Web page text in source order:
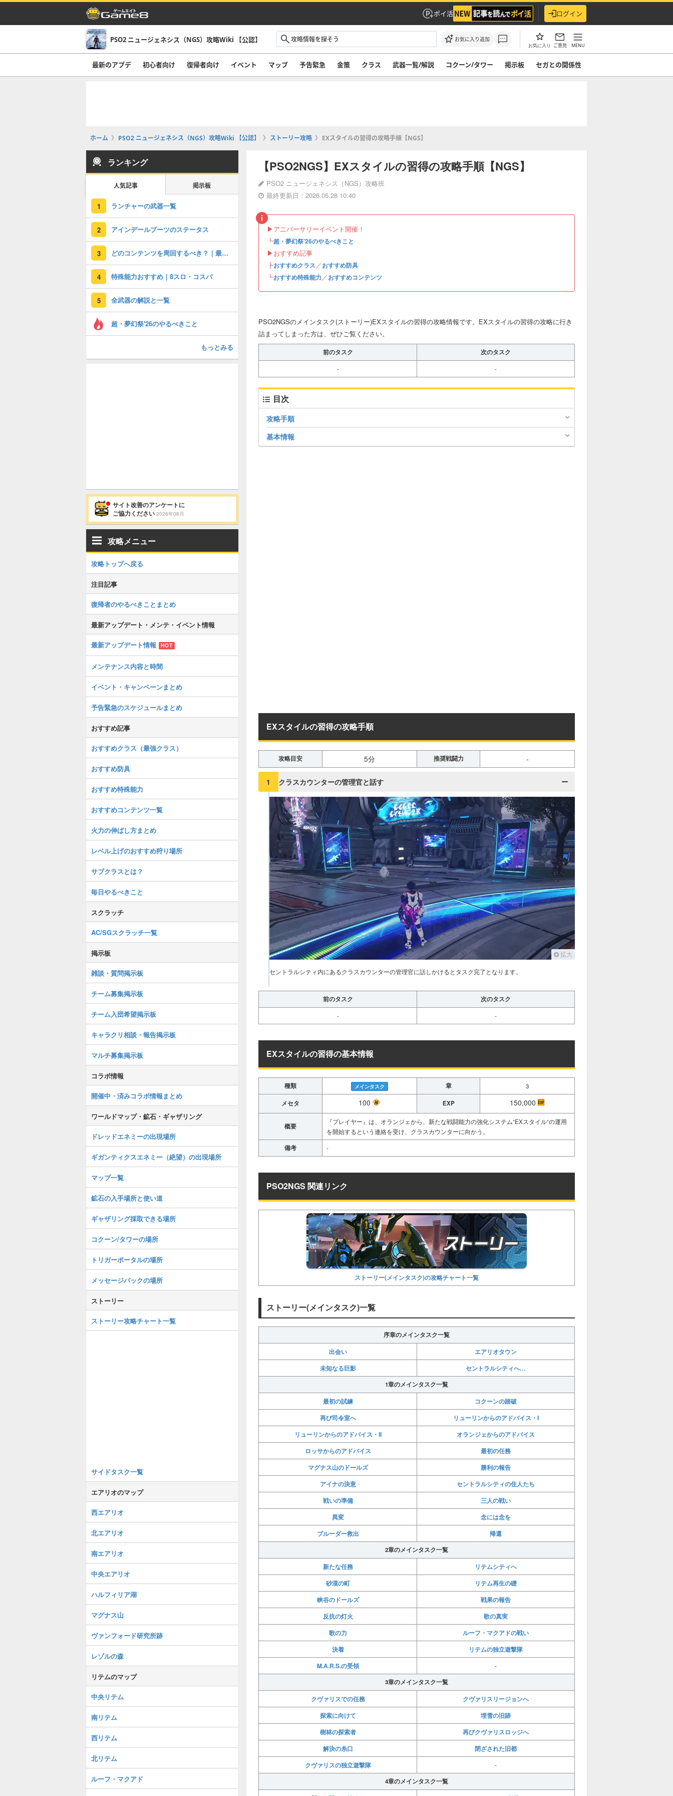
ポイ活 ログイン
PSO2 ニュージェネシス（NGS）攻略Wiki 【公認】 お気に入り追加
お気に入り ご意見 MENU
最新のアプデ 初心者向け 復帰者向け イベント マップ 予告緊急 金策 クラス 武器一覧/解説 コクーン/タワー 掲示板 セガとの関係性
ホーム PSO2 ニュージェネシス（NGS）攻略Wiki 【公認】 ストーリー攻略 EXスタイルの習得の攻略手順【NGS】
【PSO2NGS】EXスタイルの習得の攻略手順【NGS】
PSO2 ニュージェネシス（NGS）攻略班
最終更新日：2026.05.28 10:40
▶︎アニバーサリーイベント開催！
┗超・夢幻祭'26のやるべきこと
▶︎おすすめ記事
┣おすすめクラス／おすすめ防具
┗おすすめ特殊能力／おすすめコンテンツ
PSO2NGSのメインタスク(ストーリー)EXスタイルの習得の攻略情報です。EXスタイルの習得の攻略に行き
詰まってしまった方は、ぜひご覧ください。
前のタスク 次のタスク
- -
目次
攻略手順
基本情報
EXスタイルの習得の攻略手順
攻略目安 5分 推奨戦闘力 -
1 クラスカウンターの管理官と話す
拡大
セントラルシティ内にあるクラスカウンターの管理官に話しかけるとタスク完了となります。
前のタスク 次のタスク
- -
EXスタイルの習得の基本情報
種類 メインタスク 章 3
メセタ 100 EXP 150,000
概要
『プレイヤー』は、オランジェから、新たな戦闘能力の強化システム”EXスタイル”の運用
を開始するという連絡を受け、クラスカウンターに向かう。
備考 -
PSO2NGS 関連リンク
ストーリー(メインタスク)の攻略チャート一覧
ストーリー(メインタスク)一覧
序章のメインタスク一覧
出会い
エアリオタウン
未知なる巨影
セントラルシティへ…
1章のメインタスク一覧
最初の試練
コクーンの踏破
再び司令室へ
リューリンからのアドバイス・I
リューリンからのアドバイス・II
オランジェからのアドバイス
ロッサからのアドバイス
最初の任務
マグナス山のドールズ
勝利の報告
アイナの決意
セントラルシティの住人たち
戦いの準備
三人の戦い
異変
念には念を
ブルーダー救出
帰還
2章のメインタスク一覧
新たな任務
リテムシティへ
砂漠の町
リテム再生の礎
峡谷のドールズ
戦果の報告
反抗の灯火
歌の真実
歌の力
ルーフ・マクアドの戦い
決着
リテムの独立遊撃隊
M.A.R.S.の受領
-
3章のメインタスク一覧
クヴァリスでの任務
クヴァリスリージョンへ
探索に向けて
埋雪の旧跡
樹林の探索者
再びクヴァリスロッジへ
解決の糸口
閉ざされた旧都
クヴァリスの独立遊撃隊
-
4章のメインタスク一覧
ランキング
人気記事 掲示板
1 ランチャーの武器一覧
2 アインデールブーツのステータス
3 どのコンテンツを周回するべき？｜最新のおすすめコンテンツ一覧
4 特殊能力おすすめ｜8スロ・コスパ
5 全武器の解説と一覧
超・夢幻祭'26のやるべきこと
もっとみる
サイト改善のアンケートに
ご協力ください 2026年08月
攻略メニュー
攻略トップへ戻る
注目記事
復帰者のやるべきことまとめ
最新アップデート・メンテ・イベント情報
最新アップデート情報 HOT
メンテナンス内容と時間
イベント・キャンペーンまとめ
予告緊急のスケジュールまとめ
おすすめ記事
おすすめクラス（最強クラス）
おすすめ防具
おすすめ特殊能力
おすすめコンテンツ一覧
火力の伸ばし方まとめ
レベル上げのおすすめ狩り場所
サブクラスとは？
毎日やるべきこと
スクラッチ
AC/SGスクラッチ一覧
掲示板
雑談・質問掲示板
チーム募集掲示板
チーム入団希望掲示板
キャラクリ相談・報告掲示板
マルチ募集掲示板
コラボ情報
開催中・済みコラボ情報まとめ
ワールドマップ・鉱石・ギャザリング
ドレッドエネミーの出現場所
ギガンティクスエネミー（絶望）の出現場所
マップ一覧
鉱石の入手場所と使い道
ギャザリング採取できる場所
コクーン/タワーの場所
トリガーポータルの場所
メッセージパックの場所
ストーリー
ストーリー攻略チャート一覧
サイドタスク一覧
エアリオのマップ
西エアリオ
北エアリオ
南エアリオ
中央エアリオ
ハルフィリア湖
マグナス山
ヴァンフォード研究所跡
レゾルの森
リテムのマップ
中央リテム
南リテム
西リテム
北リテム
ルーフ・マクアド